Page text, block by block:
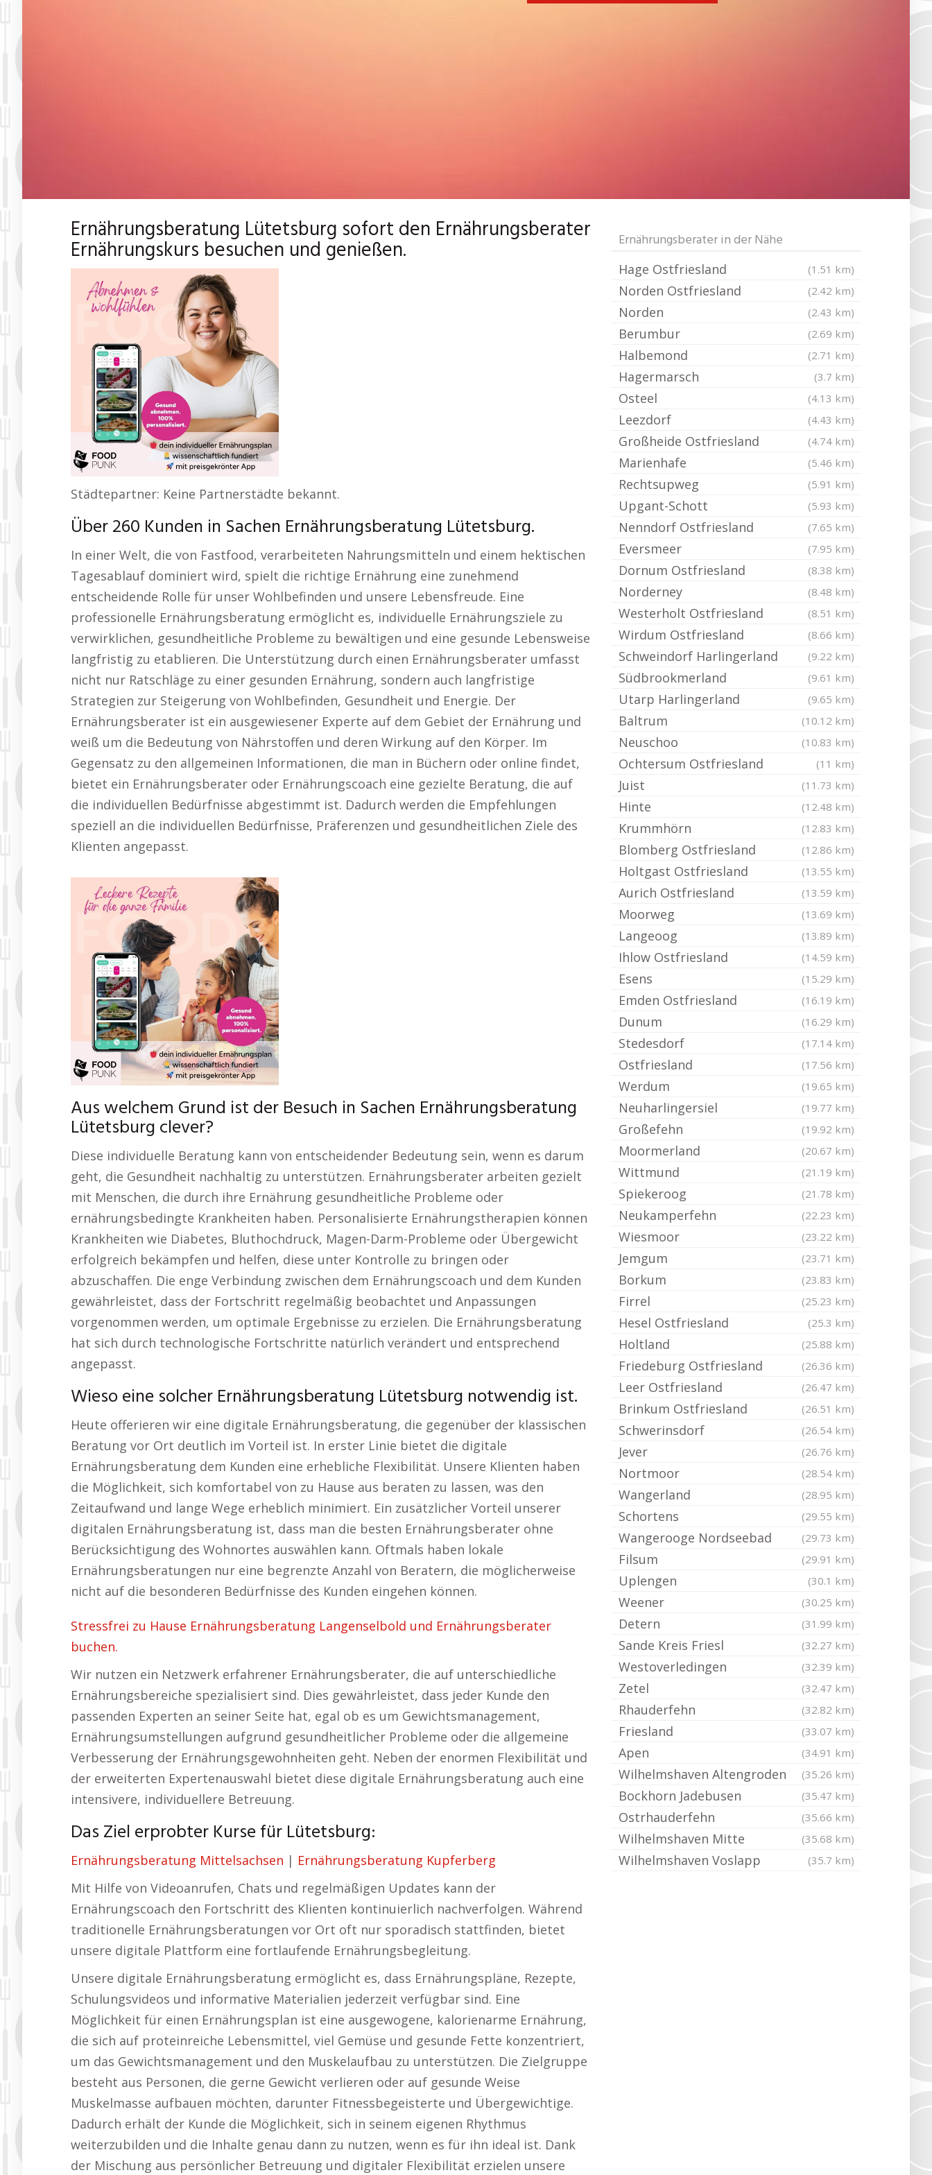
Ernährungsberatung Lütetsburg sofort den Ernährungsberater
Ernährungskurs besuchen und genießen.
Städtepartner: Keine Partnerstädte bekannt.
Über 260 Kunden in Sachen Ernährungsberatung Lütetsburg.
In einer Welt, die von Fastfood, verarbeiteten Nahrungsmitteln und einem hektischen
Tagesablauf dominiert wird, spielt die richtige Ernährung eine zunehmend
entscheidende Rolle für unser Wohlbefinden und unsere Lebensfreude. Eine
professionelle Ernährungsberatung ermöglicht es, individuelle Ernährungsziele zu
verwirklichen, gesundheitliche Probleme zu bewältigen und eine gesunde Lebensweise
langfristig zu etablieren. Die Unterstützung durch einen Ernährungsberater umfasst
nicht nur Ratschläge zu einer gesunden Ernährung, sondern auch langfristige
Strategien zur Steigerung von Wohlbefinden, Gesundheit und Energie. Der
Ernährungsberater ist ein ausgewiesener Experte auf dem Gebiet der Ernährung und
weiß um die Bedeutung von Nährstoffen und deren Wirkung auf den Körper. Im
Gegensatz zu den allgemeinen Informationen, die man in Büchern oder online findet,
bietet ein Ernährungsberater oder Ernährungscoach eine gezielte Beratung, die auf
die individuellen Bedürfnisse abgestimmt ist. Dadurch werden die Empfehlungen
speziell an die individuellen Bedürfnisse, Präferenzen und gesundheitlichen Ziele des
Klienten angepasst.
Aus welchem Grund ist der Besuch in Sachen Ernährungsberatung
Lütetsburg clever?
Diese individuelle Beratung kann von entscheidender Bedeutung sein, wenn es darum
geht, die Gesundheit nachhaltig zu unterstützen. Ernährungsberater arbeiten gezielt
mit Menschen, die durch ihre Ernährung gesundheitliche Probleme oder
ernährungsbedingte Krankheiten haben. Personalisierte Ernährungstherapien können
Krankheiten wie Diabetes, Bluthochdruck, Magen-Darm-Probleme oder Übergewicht
erfolgreich bekämpfen und helfen, diese unter Kontrolle zu bringen oder
abzuschaffen. Die enge Verbindung zwischen dem Ernährungscoach und dem Kunden
gewährleistet, dass der Fortschritt regelmäßig beobachtet und Anpassungen
vorgenommen werden, um optimale Ergebnisse zu erzielen. Die Ernährungsberatung
hat sich durch technologische Fortschritte natürlich verändert und entsprechend
angepasst.
Wieso eine solcher Ernährungsberatung Lütetsburg notwendig ist.
Heute offerieren wir eine digitale Ernährungsberatung, die gegenüber der klassischen
Beratung vor Ort deutlich im Vorteil ist. In erster Linie bietet die digitale
Ernährungsberatung dem Kunden eine erhebliche Flexibilität. Unsere Klienten haben
die Möglichkeit, sich komfortabel von zu Hause aus beraten zu lassen, was den
Zeitaufwand und lange Wege erheblich minimiert. Ein zusätzlicher Vorteil unserer
digitalen Ernährungsberatung ist, dass man die besten Ernährungsberater ohne
Berücksichtigung des Wohnortes auswählen kann. Oftmals haben lokale
Ernährungsberatungen nur eine begrenzte Anzahl von Beratern, die möglicherweise
nicht auf die besonderen Bedürfnisse des Kunden eingehen können.
Stressfrei zu Hause Ernährungsberatung Langenselbold und Ernährungsberater
buchen.
Wir nutzen ein Netzwerk erfahrener Ernährungsberater, die auf unterschiedliche
Ernährungsbereiche spezialisiert sind. Dies gewährleistet, dass jeder Kunde den
passenden Experten an seiner Seite hat, egal ob es um Gewichtsmanagement,
Ernährungsumstellungen aufgrund gesundheitlicher Probleme oder die allgemeine
Verbesserung der Ernährungsgewohnheiten geht. Neben der enormen Flexibilität und
der erweiterten Expertenauswahl bietet diese digitale Ernährungsberatung auch eine
intensivere, individuellere Betreuung.
Das Ziel erprobter Kurse für Lütetsburg:
Ernährungsberatung Mittelsachsen | Ernährungsberatung Kupferberg
Mit Hilfe von Videoanrufen, Chats und regelmäßigen Updates kann der
Ernährungscoach den Fortschritt des Klienten kontinuierlich nachverfolgen. Während
traditionelle Ernährungsberatungen vor Ort oft nur sporadisch stattfinden, bietet
unsere digitale Plattform eine fortlaufende Ernährungsbegleitung.
Unsere digitale Ernährungsberatung ermöglicht es, dass Ernährungspläne, Rezepte,
Schulungsvideos und informative Materialien jederzeit verfügbar sind. Eine
Möglichkeit für einen Ernährungsplan ist eine ausgewogene, kalorienarme Ernährung,
die sich auf proteinreiche Lebensmittel, viel Gemüse und gesunde Fette konzentriert,
um das Gewichtsmanagement und den Muskelaufbau zu unterstützen. Die Zielgruppe
besteht aus Personen, die gerne Gewicht verlieren oder auf gesunde Weise
Muskelmasse aufbauen möchten, darunter Fitnessbegeisterte und Übergewichtige.
Dadurch erhält der Kunde die Möglichkeit, sich in seinem eigenen Rhythmus
weiterzubilden und die Inhalte genau dann zu nutzen, wenn es für ihn ideal ist. Dank
der Mischung aus persönlicher Betreuung und digitaler Flexibilität erzielen unsere
Ernährungsberater in der Nähe
Hage Ostfriesland (1.51 km)
Norden Ostfriesland (2.42 km)
Norden (2.43 km)
Berumbur (2.69 km)
Halbemond (2.71 km)
Hagermarsch (3.7 km)
Osteel (4.13 km)
Leezdorf (4.43 km)
Großheide Ostfriesland (4.74 km)
Marienhafe (5.46 km)
Rechtsupweg (5.91 km)
Upgant-Schott (5.93 km)
Nenndorf Ostfriesland (7.65 km)
Eversmeer (7.95 km)
Dornum Ostfriesland (8.38 km)
Norderney (8.48 km)
Westerholt Ostfriesland (8.51 km)
Wirdum Ostfriesland (8.66 km)
Schweindorf Harlingerland (9.22 km)
Südbrookmerland (9.61 km)
Utarp Harlingerland (9.65 km)
Baltrum (10.12 km)
Neuschoo (10.83 km)
Ochtersum Ostfriesland (11 km)
Juist (11.73 km)
Hinte (12.48 km)
Krummhörn (12.83 km)
Blomberg Ostfriesland (12.86 km)
Holtgast Ostfriesland (13.55 km)
Aurich Ostfriesland (13.59 km)
Moorweg (13.69 km)
Langeoog (13.89 km)
Ihlow Ostfriesland (14.59 km)
Esens (15.29 km)
Emden Ostfriesland (16.19 km)
Dunum (16.29 km)
Stedesdorf (17.14 km)
Ostfriesland (17.56 km)
Werdum (19.65 km)
Neuharlingersiel (19.77 km)
Großefehn (19.92 km)
Moormerland (20.67 km)
Wittmund (21.19 km)
Spiekeroog (21.78 km)
Neukamperfehn (22.23 km)
Wiesmoor (23.22 km)
Jemgum (23.71 km)
Borkum (23.83 km)
Firrel (25.23 km)
Hesel Ostfriesland (25.3 km)
Holtland (25.88 km)
Friedeburg Ostfriesland (26.36 km)
Leer Ostfriesland (26.47 km)
Brinkum Ostfriesland (26.51 km)
Schwerinsdorf (26.54 km)
Jever (26.76 km)
Nortmoor (28.54 km)
Wangerland (28.95 km)
Schortens (29.55 km)
Wangerooge Nordseebad (29.73 km)
Filsum (29.91 km)
Uplengen (30.1 km)
Weener (30.25 km)
Detern (31.99 km)
Sande Kreis Friesl (32.27 km)
Westoverledingen (32.39 km)
Zetel (32.47 km)
Rhauderfehn (32.82 km)
Friesland (33.07 km)
Apen (34.91 km)
Wilhelmshaven Altengroden (35.26 km)
Bockhorn Jadebusen (35.47 km)
Ostrhauderfehn (35.66 km)
Wilhelmshaven Mitte (35.68 km)
Wilhelmshaven Voslapp (35.7 km)